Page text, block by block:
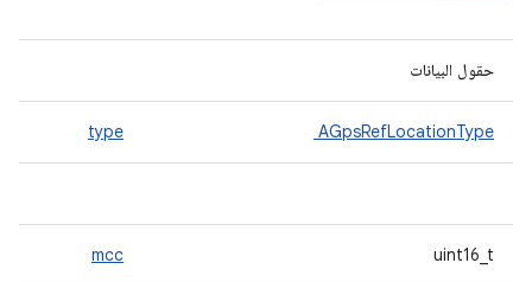
حقول البيانات
AGpsRefLocationType
type
uint16_t
mcc